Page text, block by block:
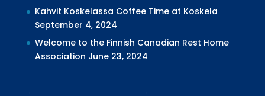
Kahvit Koskelassa Coffee Time at Koskela
September 4, 2024
Welcome to the Finnish Canadian Rest Home
Association June 23, 2024